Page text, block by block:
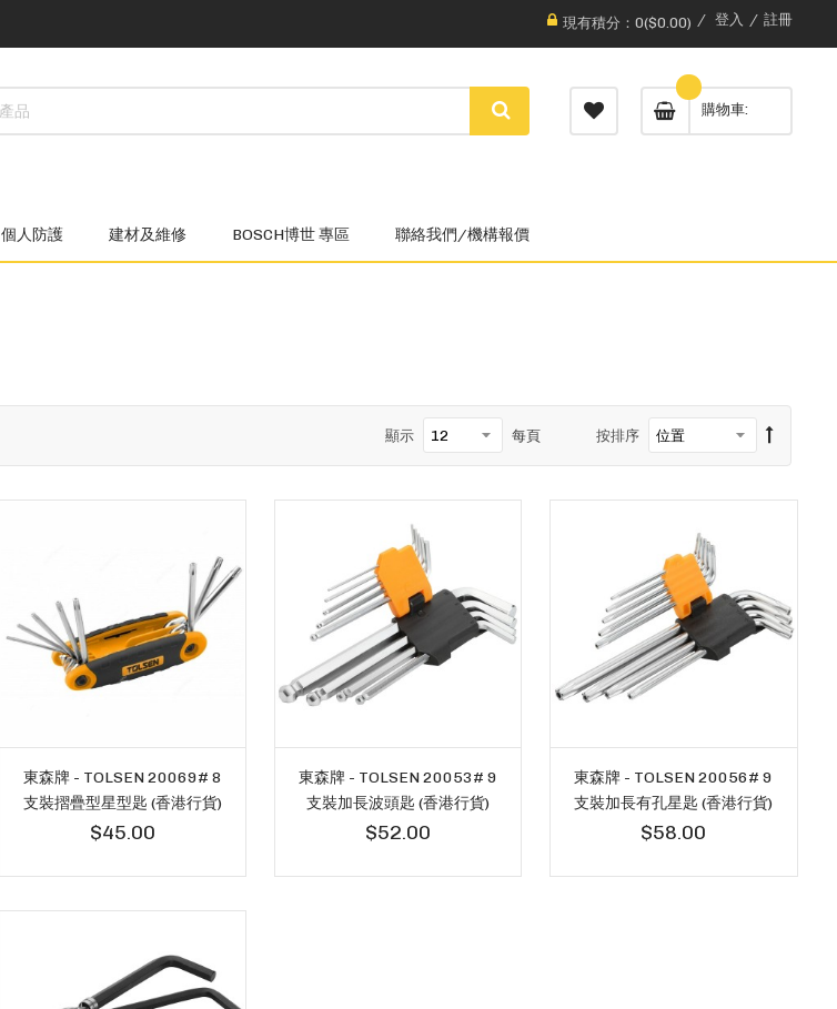
現有積分：0($0.00) 登入 註冊
購物車
個人防護 建材及維修 BOSCH博世 專區 聯絡我們/機構報價
按排序
顯示 每頁
東森牌 - TOLSEN 20069# 8
支裝摺疊型星型匙 (香港行貨)
$45.00
東森牌 - TOLSEN 20053# 9
支裝加長波頭匙 (香港行貨)
$52.00
東森牌 - TOLSEN 20056# 9
支裝加長有孔星匙 (香港行貨)
$58.00